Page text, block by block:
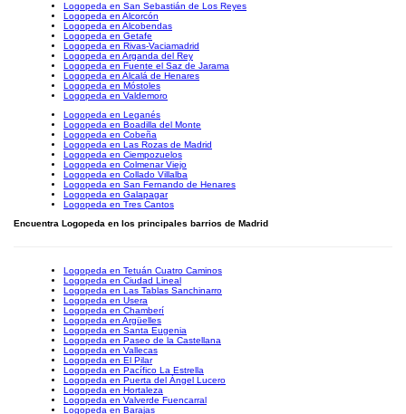
Logopeda en San Sebastián de Los Reyes
Logopeda en Alcorcón
Logopeda en Alcobendas
Logopeda en Getafe
Logopeda en Rivas-Vaciamadrid
Logopeda en Arganda del Rey
Logopeda en Fuente el Saz de Jarama
Logopeda en Alcalá de Henares
Logopeda en Móstoles
Logopeda en Valdemoro
Logopeda en Leganés
Logopeda en Boadilla del Monte
Logopeda en Cobeña
Logopeda en Las Rozas de Madrid
Logopeda en Ciempozuelos
Logopeda en Colmenar Viejo
Logopeda en Collado Villalba
Logopeda en San Fernando de Henares
Logopeda en Galapagar
Logopeda en Tres Cantos
Encuentra Logopeda en los principales barrios de Madrid
Logopeda en Tetuán Cuatro Caminos
Logopeda en Ciudad Lineal
Logopeda en Las Tablas Sanchinarro
Logopeda en Usera
Logopeda en Chamberí
Logopeda en Argüelles
Logopeda en Santa Eugenia
Logopeda en Paseo de la Castellana
Logopeda en Vallecas
Logopeda en El Pilar
Logopeda en Pacífico La Estrella
Logopeda en Puerta del Ángel Lucero
Logopeda en Hortaleza
Logopeda en Valverde Fuencarral
Logopeda en Barajas